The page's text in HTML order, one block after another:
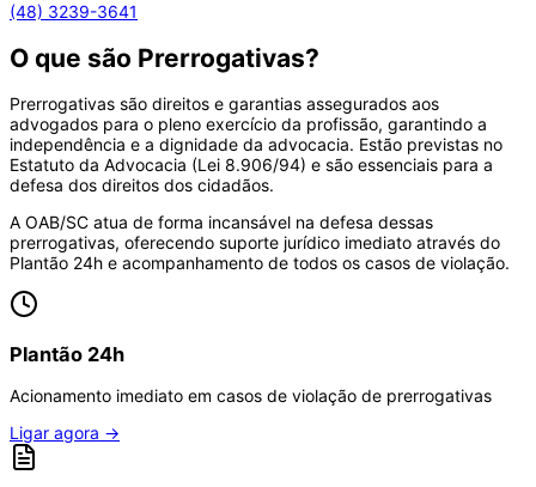
(48) 3239-3641
O que são Prerrogativas?
Prerrogativas são direitos e garantias assegurados aos
advogados para o pleno exercício da profissão, garantindo a
independência e a dignidade da advocacia. Estão previstas no
Estatuto da Advocacia (Lei 8.906/94) e são essenciais para a
defesa dos direitos dos cidadãos.
A OAB/SC atua de forma incansável na defesa dessas
prerrogativas, oferecendo suporte jurídico imediato através do
Plantão 24h e acompanhamento de todos os casos de violação.
Plantão 24h
Acionamento imediato em casos de violação de prerrogativas
Ligar agora →